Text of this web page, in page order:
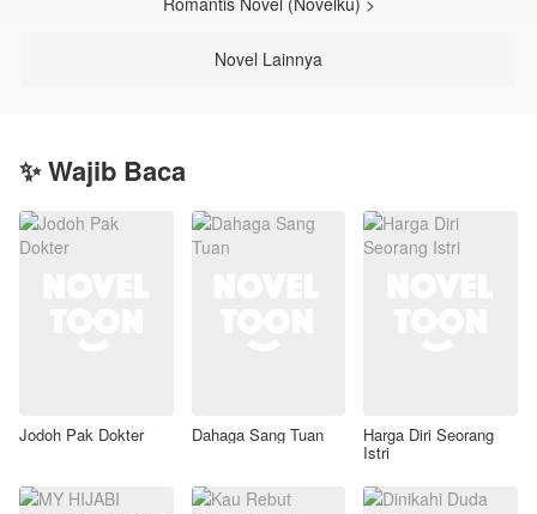
WANITA LAIN
Novel Lainnya
✨ Wajib Baca
Jodoh Pak Dokter Dahaga Sang Tuan Harga Diri Seorang
Istri